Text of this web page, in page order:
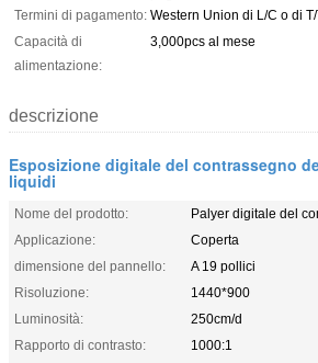
Termini di pagamento: Western Union di L/C o di
Capacità di
alimentazione:
3,000pcs al mese
descrizione
Esposizione digitale del contrassegno
liquidi
Nome del prodotto:
Palyer digitale del
Applicazione:
Coperta
dimensione del pannello:
A 19 pollici
Risoluzione:
1440*900
Luminosità:
250cm/d
Rapporto di contrasto:
1000:1